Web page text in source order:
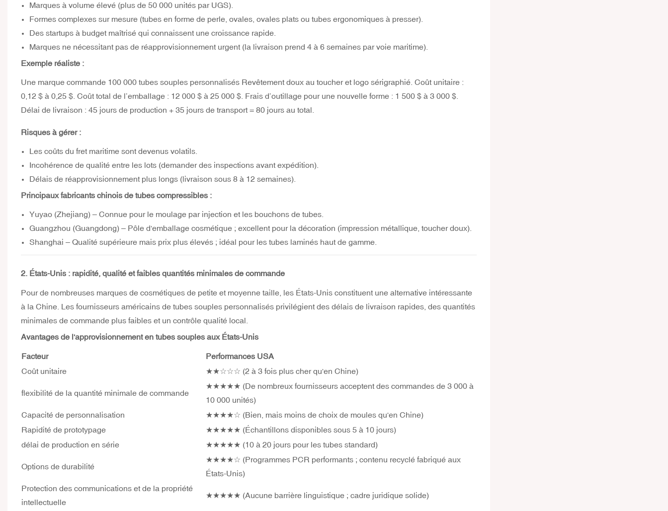
Marques à volume élevé (plus de 50 000 unités par UGS).
Formes complexes sur mesure (tubes en forme de perle, ovales, ovales plats ou tubes ergonomiques à presser).
Des startups à budget maîtrisé qui connaissent une croissance rapide.
Marques ne nécessitant pas de réapprovisionnement urgent (la livraison prend 4 à 6 semaines par voie maritime).
Exemple réaliste :
Une marque commande 100 000tubes souples personnalisésRevêtement doux au toucher et logo sérigraphié. Coût unitaire :
0,12 $ à 0,25 $. Coût total de l’emballage : 12 000 $ à 25 000 $. Frais d’outillage pour une nouvelle forme : 1 500 $ à 3 000 $.
Délai de livraison : 45 jours de production + 35 jours de transport = 80 jours au total.
Risques à gérer :
Les coûts du fret maritime sont devenus volatils.
Incohérence de qualité entre les lots (demander des inspections avant expédition).
Délais de réapprovisionnement plus longs (livraison sous 8 à 12 semaines).
Principaux fabricants chinois de tubes compressibles :
Yuyao (Zhejiang) – Connue pour le moulage par injection et les bouchons de tubes.
Guangzhou (Guangdong) – Pôle d'emballage cosmétique ; excellent pour la décoration (impression métallique, toucher doux).
Shanghai – Qualité supérieure mais prix plus élevés ; idéal pour les tubes laminés haut de gamme.
2. États-Unis : rapidité, qualité et faibles quantités minimales de commande
Pour de nombreuses marques de cosmétiques de petite et moyenne taille, les États-Unis constituent une alternative intéressante
à la Chine. Les fournisseurs américains de tubes souples personnalisés privilégient des délais de livraison rapides, des quantités
minimales de commande plus faibles et un contrôle qualité local.
Avantages de l'approvisionnement en tubes souples aux États-Unis
Facteur
Performances USA
Coût unitaire
★★☆☆☆ (2 à 3 fois plus cher qu'en Chine)
flexibilité de la quantité minimale de commande
★★★★★ (De nombreux fournisseurs acceptent des commandes de 3 000 à
10 000 unités)
Capacité de personnalisation
★★★★☆ (Bien, mais moins de choix de moules qu'en Chine)
Rapidité de prototypage
★★★★★ (Échantillons disponibles sous 5 à 10 jours)
délai de production en série
★★★★★ (10 à 20 jours pour les tubes standard)
Options de durabilité
★★★★☆ (Programmes PCR performants ; contenu recyclé fabriqué aux
États-Unis)
Protection des communications et de la propriété
intellectuelle
★★★★★ (Aucune barrière linguistique ; cadre juridique solide)